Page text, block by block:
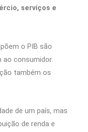
serviços e
o PIB são
ao consumidor.
também os
de um país, mas
de renda e